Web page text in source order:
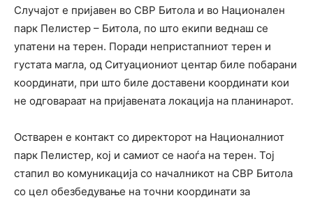
Случајот е пријавен во СВР Битола и во Национален
парк Пелистер – Битола, по што екипи веднаш се
упатени на терен. Поради непристапниот терен и
густата магла, од Ситуациониот центар биле побарани
координати, при што биле доставени координати кои
не одговараат на пријавената локација на планинарот.
Остварен е контакт со директорот на Националниот
парк Пелистер, кој и самиот се наоѓа на терен. Тој
стапил во комуникација со началникот на СВР Битола
со цел обезбедување на точни координати за